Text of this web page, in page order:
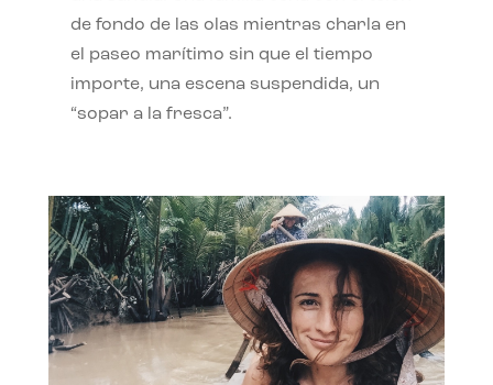
de fondo de las olas mientras charla en
el paseo marítimo sin que el tiempo
importe, una escena suspendida, un
“sopar a la fresca”.